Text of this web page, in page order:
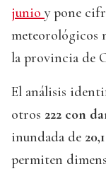
junio y pone
meteorológicos
la provincia de
El análisis
otros 222 con
inundada de
permiten